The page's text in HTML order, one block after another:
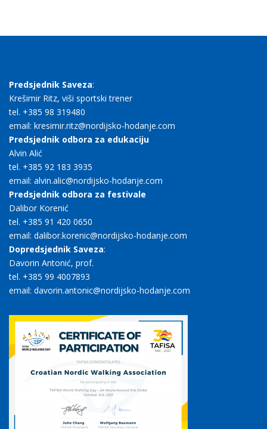
Predsjednik Saveza:
Krešimir Ritz, viši sportski trener
tel. +385 98 319480
email: kresimir.ritz@nordijsko-hodanje.com
Predsjednik odbora za edukaciju
Alvin Alić
tel. +385 92 183 3935
email: alvin.alic@nordijsko-hodanje.com
Predsjednik odbora za festivale
Dalibor Korenić
tel. +385 91 420 0650
email: dalibor.korenic@nordijsko-hodanje.com
Dopredsjednik Saveza:
Davorin Antonić, prof.
tel. +385 99 4007893
email: davorin.antonic@nordijsko-hodanje.com